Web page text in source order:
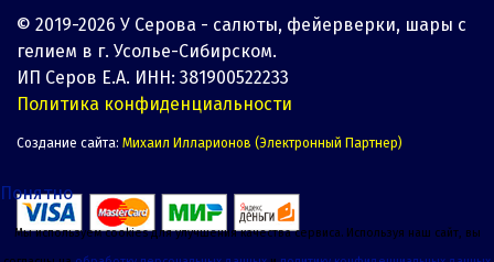
© 2019-2026 У Серова - салюты, фейерверки, шары с
гелием в г. Усолье-Сибирском.
ИП Серов Е.А. ИНН: 381900522233
Политика конфиденциальности
Создание сайта: Михаил Илларионов (Электронный Партнер)
Понятно
Мы используем cookies для улучшения качества сервиса. Используя наш сайт, вы